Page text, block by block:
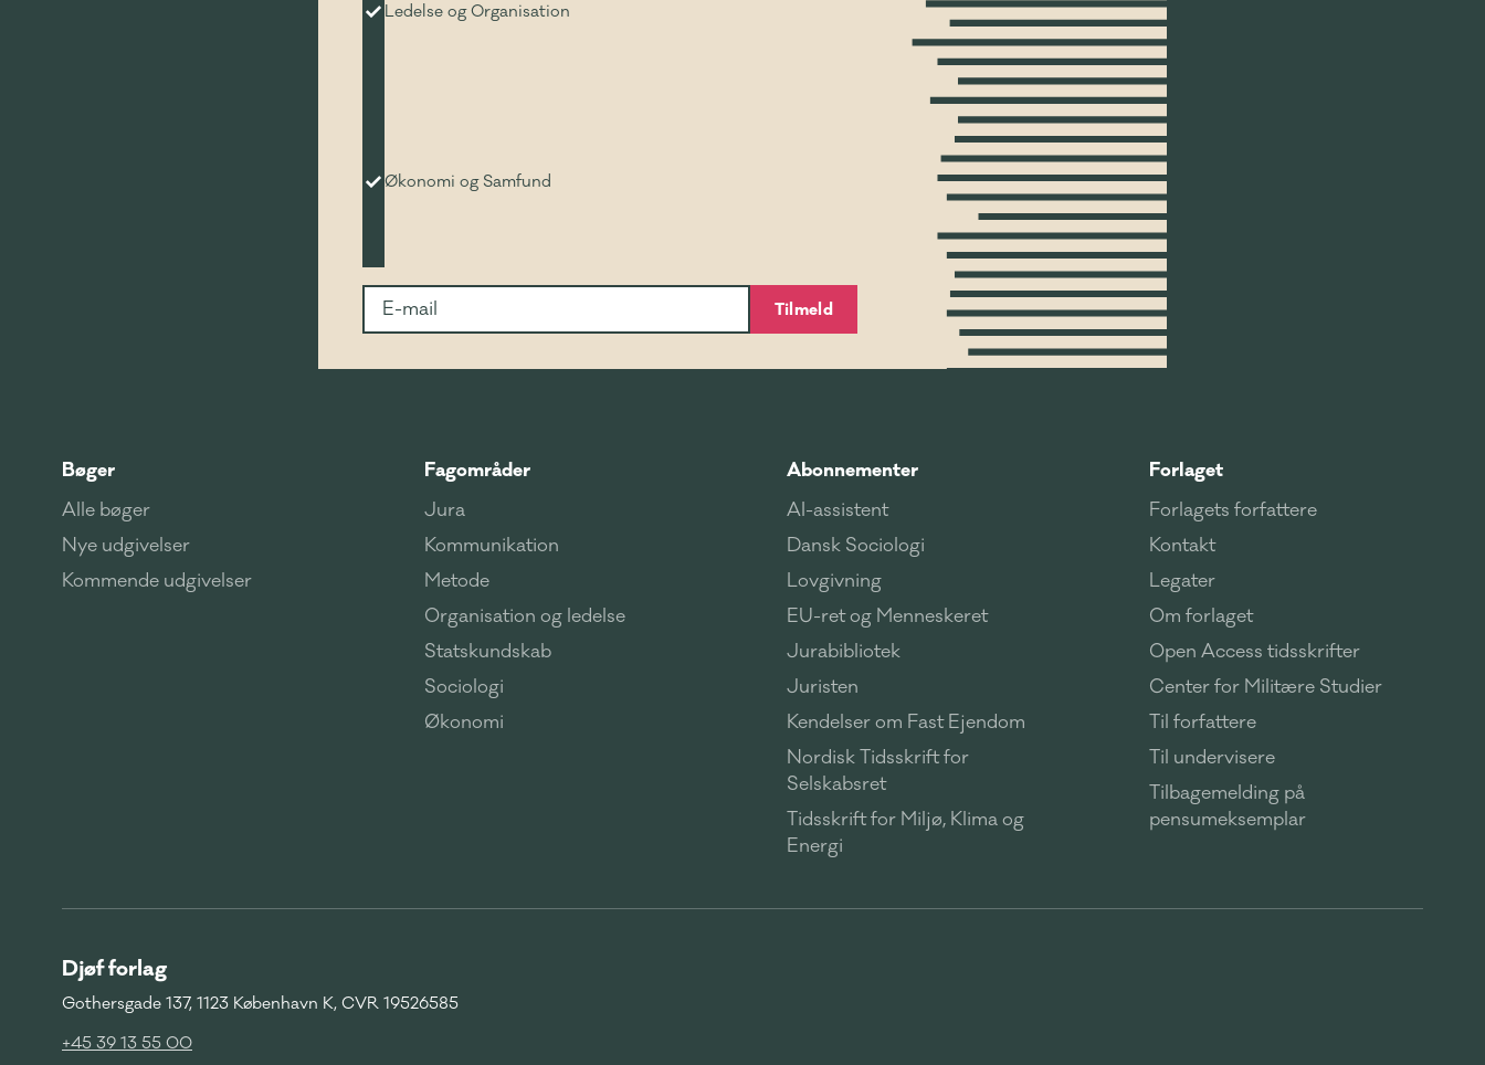
Ledelse og Organisation
Økonomi og Samfund
Tilmeld
Bøger
Alle bøger
Nye udgivelser
Kommende udgivelser
Fagområder
Jura
Kommunikation
Metode
Organisation og ledelse
Statskundskab
Sociologi
Økonomi
Abonnementer
AI-assistent
Dansk Sociologi
Lovgivning
EU-ret og Menneskeret
Jurabibliotek
Juristen
Kendelser om Fast Ejendom
Nordisk Tidsskrift for
Selskabsret
Tidsskrift for Miljø, Klima og
Energi
Forlaget
Forlagets forfattere
Kontakt
Legater
Om forlaget
Open Access tidsskrifter
Center for Militære Studier
Til forfattere
Til undervisere
Tilbagemelding på
pensumeksemplar
Djøf forlag
Gothersgade 137, 1123 København K, CVR 19526585
+45 39 13 55 00